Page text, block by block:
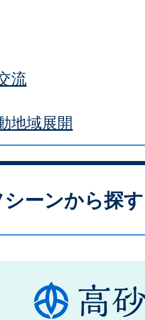
流
地域展開
シーンから探す